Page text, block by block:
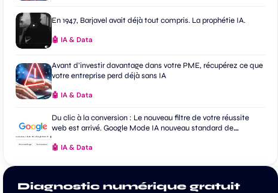
En 1947, Barjavel avait déjà tout compris. La prophétie IA.
🤖 IA & Data
Avant d’investir davantage dans votre PME, récupérez ce que
votre entreprise perd déjà sans IA
🤖 IA & Data
Du clic à la conversion : Le nouveau filtre de votre réussite
web est arrivé. Google Mode IA nouveau standard de
🤖 IA & Data
Diagnostic numérique gratuit